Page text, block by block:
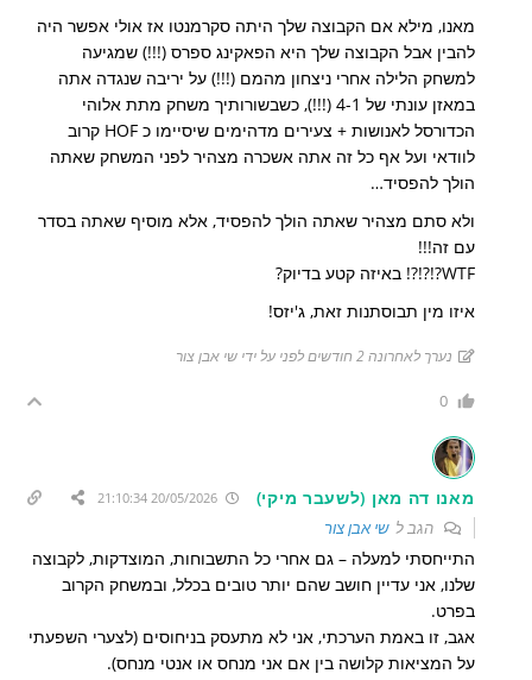
מאנו, מילא אם הקבוצה שלך היתה סקרמנטו אז אולי אפשר היה
להבין אבל הקבוצה שלך היא הפאקינג ספרס (!!!) שמגיעה
למשחק הלילה אחרי ניצחון מהמם (!!!) על יריבה שנגדה אתה
במאזן עונתי של 4-1 (!!!), כשבשורותיך משחק מתת אלוהי
הכדורסל לאנושות + צעירים מדהימים שיסיימו כ HOF קרוב
לוודאי ועל אף כל זה אתה אשכרה מצהיר לפני המשחק שאתה
הולך להפסיד…
ולא סתם מצהיר שאתה הולך להפסיד, אלא מוסיף שאתה בסדר
עם זה!!!
WTF?!?!?! באיזה קטע בדיוק?
איזו מין תבוסתנות זאת, ג'יזס!
נערך לאחרונה 2 חודשים לפני על ידי שי אבן צור
0
מאנו דה מאן (לשעבר מיקי) 20/05/2026 21:10:34
הגב לשי אבן צור
התייחסתי למעלה – גם אחרי כל התשבוחות, המוצדקות, לקבוצה
שלנו, אני עדיין חושב שהם יותר טובים בכלל, ובמשחק הקרוב
בפרט.
אגב, זו באמת הערכתי, אני לא מתעסק בניחוסים (לצערי השפעתי
על המציאות קלושה בין אם אני מנחס או אנטי מנחס).